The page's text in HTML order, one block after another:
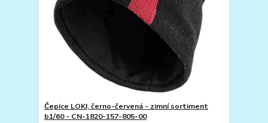
Čepice LOKI, černo-červená - zimní sortiment
b1/60 - CN-1820-157-805-00